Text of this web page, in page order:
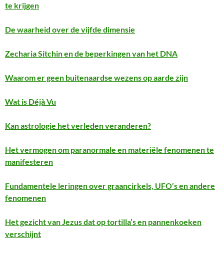
te krijgen
De waarheid over de vijfde dimensie
Zecharia Sitchin en de beperkingen van het DNA
Waarom er geen buitenaardse wezens op aarde zijn
Wat is Déjà Vu
Kan astrologie het verleden veranderen?
Het vermogen om paranormale en materiële fenomenen te
manifesteren
Fundamentele leringen over graancirkels, UFO’s en andere
fenomenen
Het gezicht van Jezus dat op tortilla’s en pannenkoeken
verschijnt